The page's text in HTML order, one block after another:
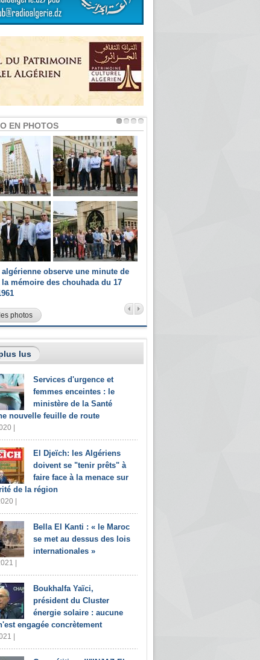
EN PHOTOS
algérienne observe une minute de
mémoire des chouhada du 17
photos
lus
Services d'urgence et
femmes enceintes : le
ministère de la Santé
nouvelle feuille de route
|
El Djeïch: les Algériens
doivent se "tenir prêts" à
faire face à la menace sur
de la région
|
Bella El Kanti : « le Maroc
se met au dessus des lois
internationales »
|
Boukhalfa Yaïci,
président du Cluster
énergie solaire : aucune
engagée concrètement
|